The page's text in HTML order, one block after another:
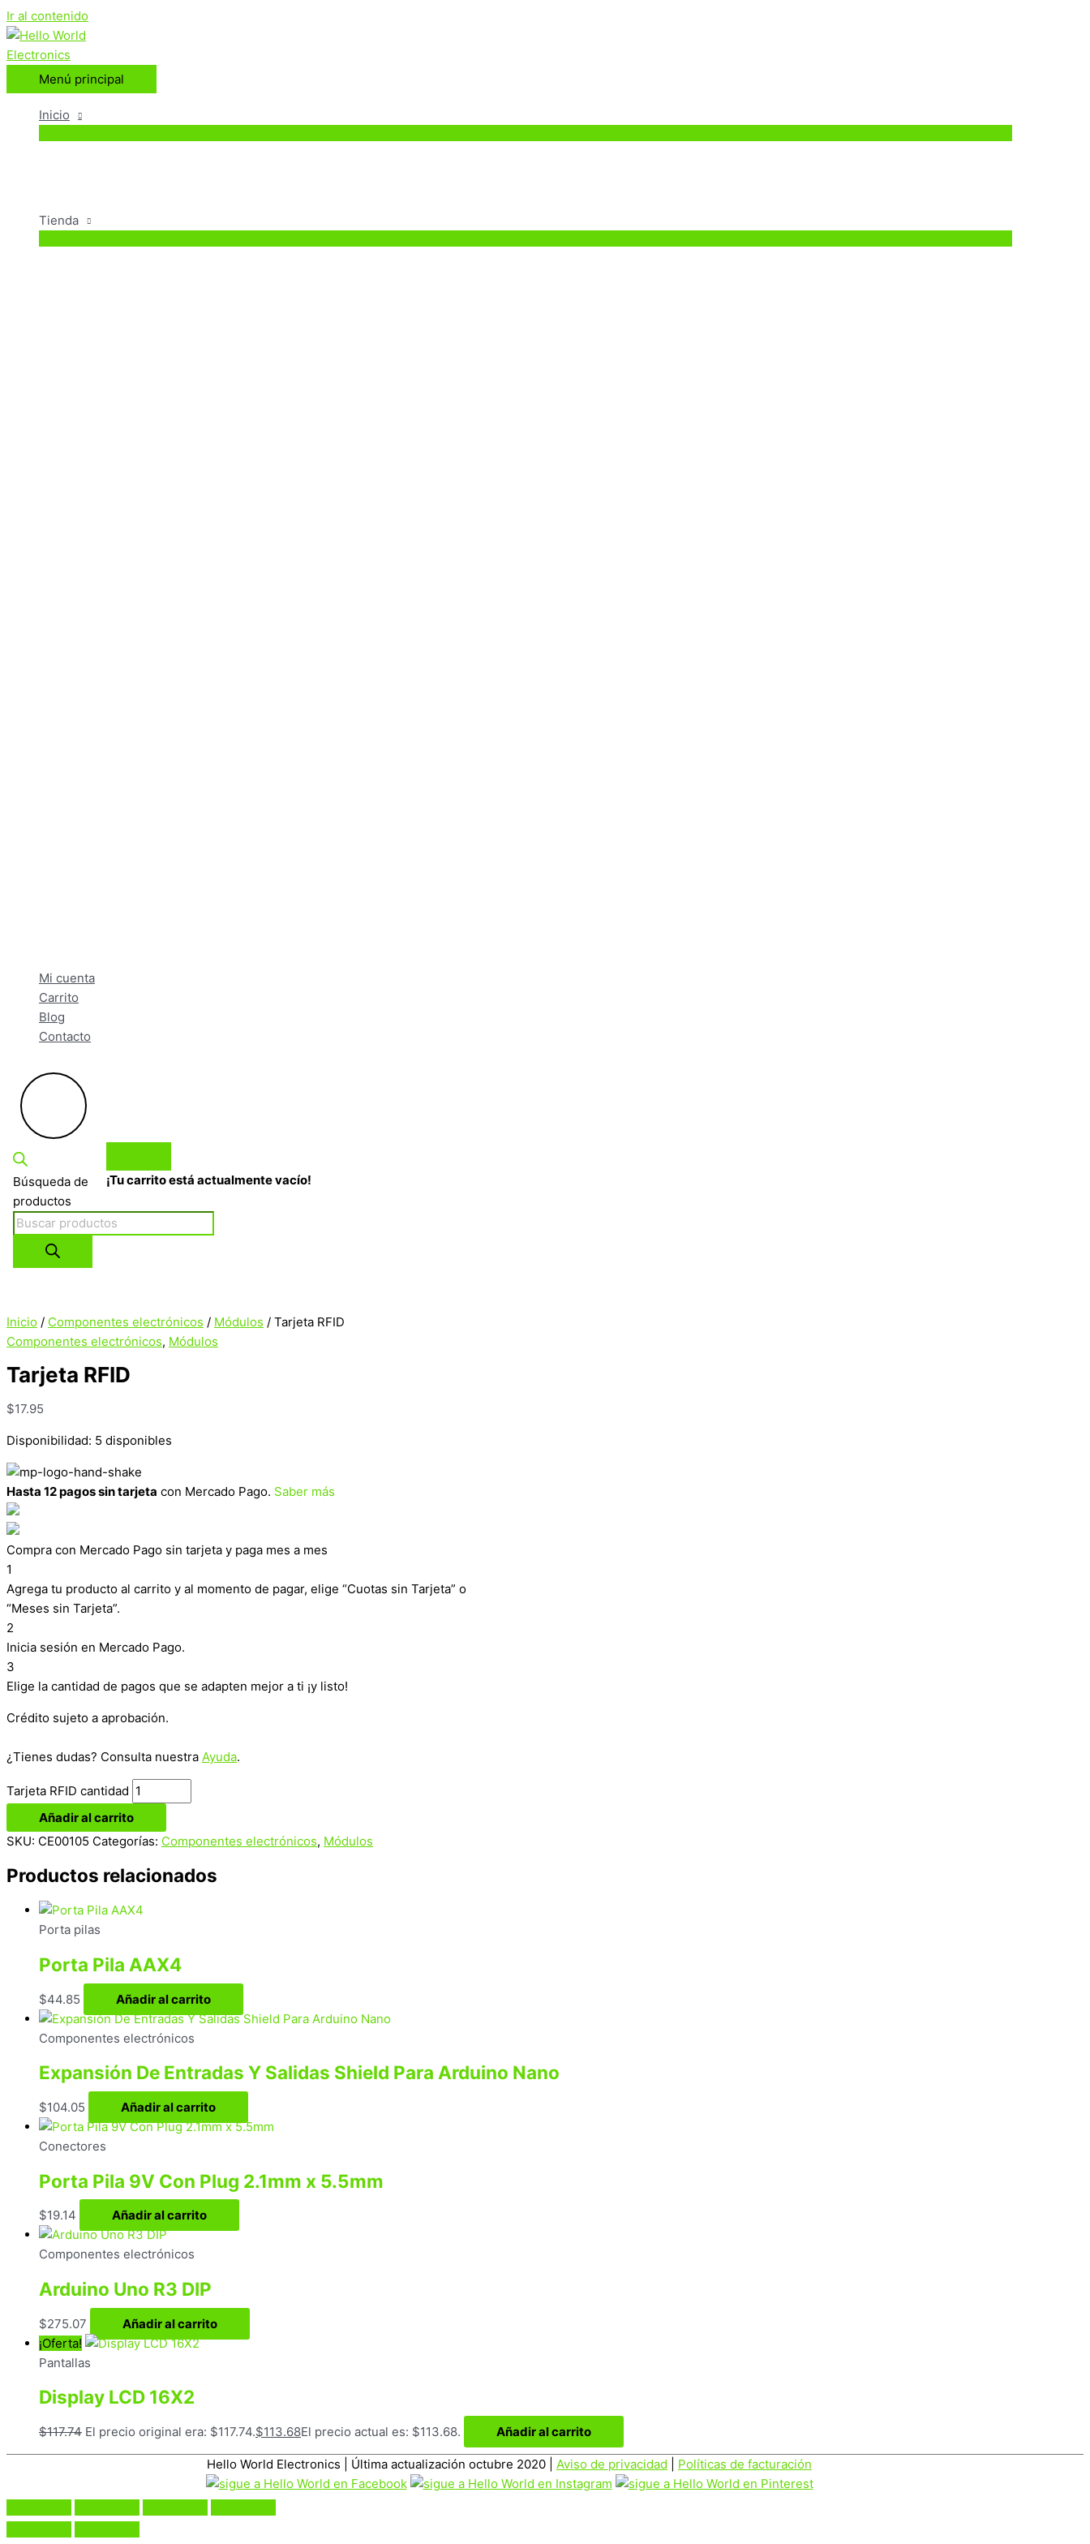
Ir al contenido
Menú principal
Inicio
Tienda
Mi cuenta
Carrito
Blog
Contacto
Búsqueda de
productos
¡Tu carrito está actualmente vacío!
Inicio / Componentes electrónicos / Módulos / Tarjeta RFID
Componentes electrónicos, Módulos
Tarjeta RFID
$17.95
Disponibilidad: 5 disponibles
Hasta 12 pagos sin tarjeta con Mercado Pago. Saber más
Compra con Mercado Pago sin tarjeta y paga mes a mes
1
Agrega tu producto al carrito y al momento de pagar, elige “Cuotas sin Tarjeta” o
“Meses sin Tarjeta”.
2
Inicia sesión en Mercado Pago.
3
Elige la cantidad de pagos que se adapten mejor a ti ¡y listo!
Crédito sujeto a aprobación.
¿Tienes dudas? Consulta nuestra Ayuda.
Tarjeta RFID cantidad
Añadir al carrito
SKU: CE00105 Categorías: Componentes electrónicos, Módulos
Productos relacionados
Porta pilas
Porta Pila AAX4
$44.85 Añadir al carrito
Componentes electrónicos
Expansión De Entradas Y Salidas Shield Para Arduino Nano
$104.05 Añadir al carrito
Conectores
Porta Pila 9V Con Plug 2.1mm x 5.5mm
$19.14 Añadir al carrito
Componentes electrónicos
Arduino Uno R3 DIP
$275.07
Añadir al carrito
¡Oferta!
Pantallas
Display LCD 16X2
$117.74 El precio original era: $117.74.$113.68El precio actual es: $113.68. Añadir al carrito
Hello World Electronics | Última actualización octubre 2020 | Aviso de privacidad Políticas de facturación